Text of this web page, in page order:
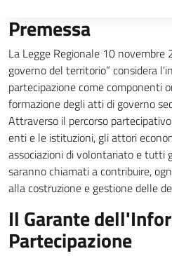
Premessa
La Legge Regionale 10 novembre
governo del territorio” considera
partecipazione come componenti
formazione degli atti di governo
Attraverso il percorso
enti e le istituzioni, gli attori
associazioni di volontariato e tutti
saranno chiamati a contribuire,
alla costruzione e gestione delle
Il Garante
Partecipazione